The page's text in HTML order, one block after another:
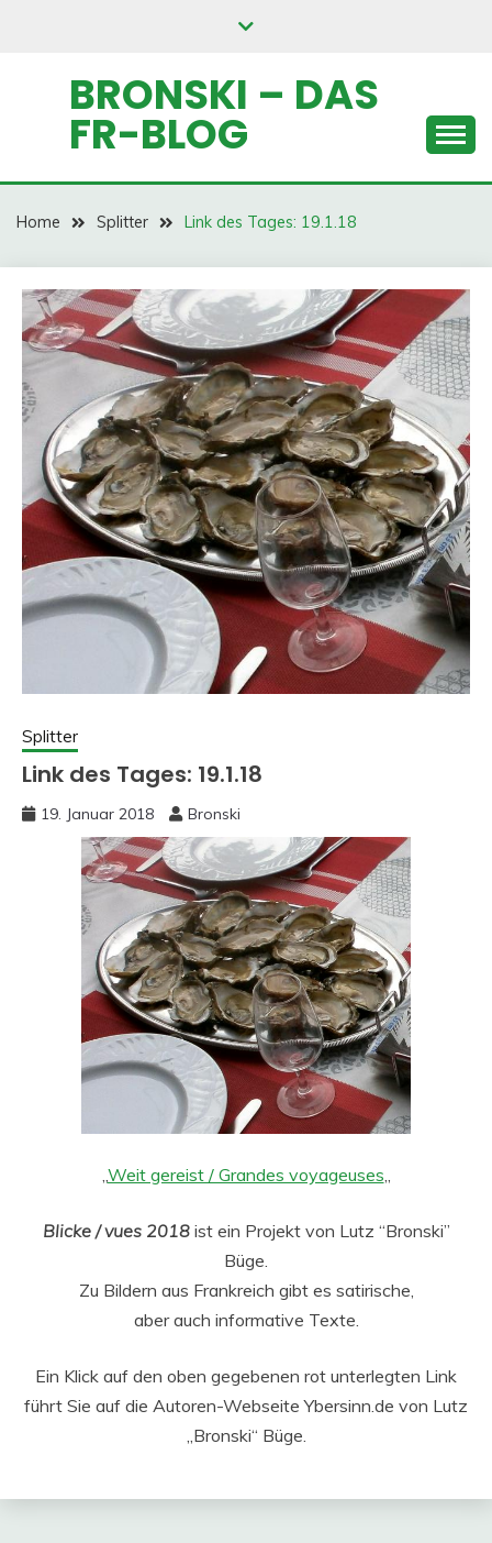
BRONSKI – DAS
FR-BLOG
Home Splitter Link des Tages: 19.1.18
Splitter
Link des Tages: 19.1.18
19. Januar 2018 Bronski
Weit gereist / Grandes voyageuses
Blicke / vues 2018ist ein Projekt von Lutz “Bronski”
Büge.
Zu Bildern aus Frankreich gibt es satirische,
aber auch informative Texte.
Ein Klick auf den oben gegebenen rot unterlegten Link
führt Sie auf die Autoren-Webseite Ybersinn.de von Lutz
„Bronski“ Büge.